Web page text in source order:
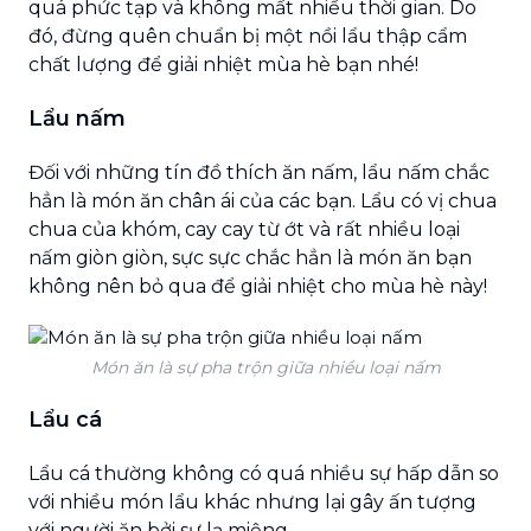
quá phức tạp và không mất nhiều thời gian. Do
đó, đừng quên chuẩn bị một nồi lẩu thập cẩm
chất lượng để giải nhiệt mùa hè bạn nhé!
Lẩu nấm
Đối với những tín đồ thích ăn nấm, lẩu nấm chắc
hẳn là món ăn chân ái của các bạn. Lẩu có vị chua
chua của khóm, cay cay từ ớt và rất nhiều loại
nấm giòn giòn, sực sực chắc hẳn là món ăn bạn
không nên bỏ qua để giải nhiệt cho mùa hè này!
Món ăn là sự pha trộn giữa nhiều loại nấm
Lẩu cá
Lẩu cá thường không có quá nhiều sự hấp dẫn so
với nhiều món lẩu khác nhưng lại gây ấn tượng